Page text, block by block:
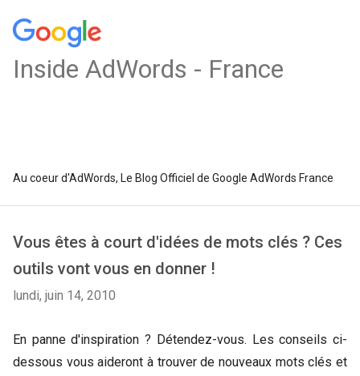
Inside AdWords - France
Au coeur d'AdWords, Le Blog Officiel de Google AdWords France
Vous êtes à court d'idées de mots clés ? Ces
outils vont vous en donner !
lundi, juin 14, 2010
En panne d'inspiration ? Détendez-vous. Les conseils ci-
dessous vous aideront à trouver de nouveaux mots clés et